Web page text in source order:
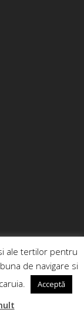
ale tertilor pentru
de navigare si
Acceptă